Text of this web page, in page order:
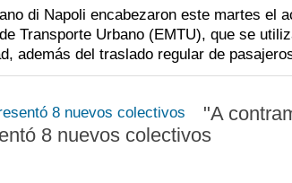
di Napoli encabezaron este martes el
Transporte Urbano (EMTU), que se
además del traslado regular de
"A
8 nuevos colectivos